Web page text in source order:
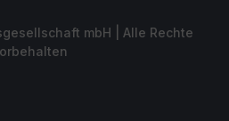
mbH | Alle Rechte